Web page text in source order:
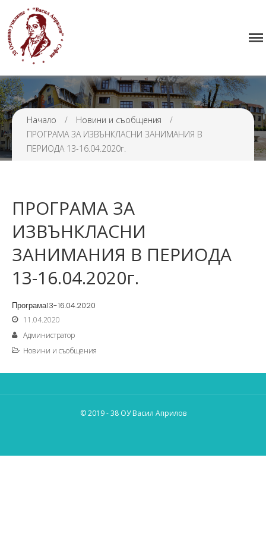
Нормативна уредба
Прием
Проекти и дейности
Седмично разписание
Начало / Новини и съобщения
/
ПРОГРАМА ЗА ИЗВЪНКЛАСНИ ЗАНИМАНИЯ В
ПЕРИОДА 13-16.04.2020г.
ПРОГРАМА ЗА
ИЗВЪНКЛАСНИ
ЗАНИМАНИЯ В ПЕРИОДА
13-16.04.2020г.
Програма13-16.04.2020
11.04.2020
Администратор
Новини и съобщения
© 2019 - 38 ОУ Васил Априлов